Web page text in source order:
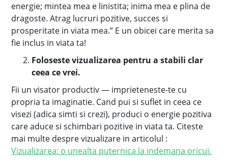
energie; mintea mea e linistita; inima mea e plina de
dragoste. Atrag lucruri pozitive, succes si
prosperitate in viata mea.” E un obicei care merita sa
fie inclus in viata ta!
Foloseste vizualizarea pentru a stabili clar
ceea ce vrei.
Fii un visator productiv — imprieteneste-te cu
propria ta imaginatie. Cand pui si suflet in ceea ce
visezi (adica simti si crezi), produci o energie pozitiva
care aduce si schimbari pozitive in viata ta. Citeste
mai multe despre vizualizare in articolul :
Vizualizarea: o unealta puternica la indemana oricui.